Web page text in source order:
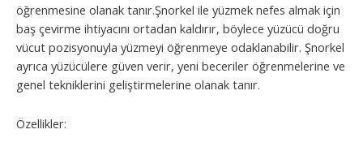
öğrenmesine olanak tanır.Şnorkel ile yüzmek nefes almak için
baş çevirme ihtiyacını ortadan kaldırır, böylece yüzücü doğru
vücut pozisyonuyla yüzmeyi öğrenmeye odaklanabilir. Şnorkel
ayrıca yüzücülere güven verir, yeni beceriler öğrenmelerine ve
genel tekniklerini geliştirmelerine olanak tanır.
Özellikler: